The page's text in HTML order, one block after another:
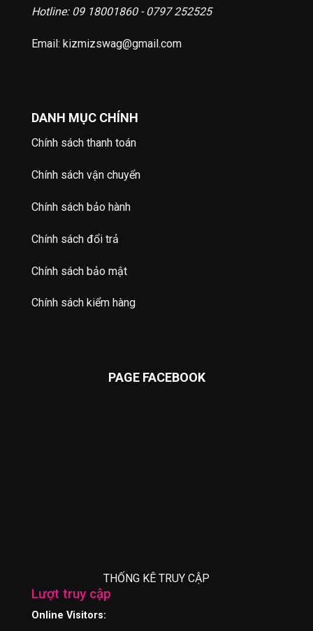
Hotline: 09 18001860 - 0797 252525
Email: kizmizswag@gmail.com
DANH MỤC CHÍNH
Chính sách thanh toán
Chính sách vận chuyển
Chính sách bảo hành
Chính sách đổi trả
Chính sách bảo mật
Chính sách kiểm hàng
PAGE FACEBOOK
THỐNG KÊ TRUY CẬP
Lượt truy cập
Online Visitors: